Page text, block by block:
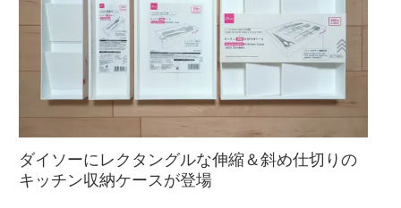
ダイソーにレクタングルな伸縮＆斜め仕切りの
キッチン収納ケースが登場